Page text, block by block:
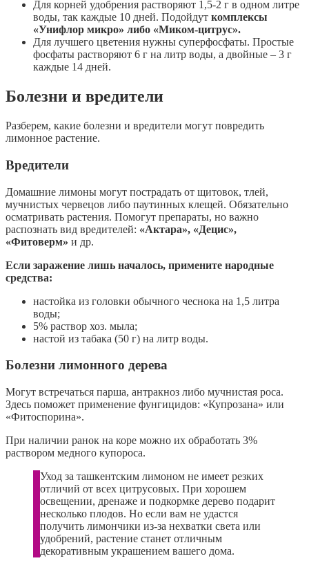
Для корней удобрения растворяют 1,5-2 г в одном литре
воды, так каждые 10 дней. Подойдут комплексы
«Унифлор микро» либо «Миком-цитрус».
Для лучшего цветения нужны суперфосфаты. Простые
фосфаты растворяют 6 г на литр воды, а двойные – 3 г
каждые 14 дней.
Болезни и вредители
Разберем, какие болезни и вредители могут повредить
лимонное растение.
Вредители
Домашние лимоны могут пострадать от щитовок, тлей,
мучнистых червецов либо паутинных клещей. Обязательно
осматривать растения. Помогут препараты, но важно
распознать вид вредителей: «Актара», «Децис»,
«Фитоверм» и др.
Если заражение лишь началось, примените народные
средства:
настойка из головки обычного чеснока на 1,5 литра
воды;
5% раствор хоз. мыла;
настой из табака (50 г) на литр воды.
Болезни лимонного дерева
Могут встречаться парша, антракноз либо мучнистая роса.
Здесь поможет применение фунгицидов: «Купрозана» или
«Фитоспорина».
При наличии ранок на коре можно их обработать 3%
раствором медного купороса.
Уход за ташкентским лимоном не имеет резких
отличий от всех цитрусовых. При хорошем
освещении, дренаже и подкормке дерево подарит
несколько плодов. Но если вам не удастся
получить лимончики из-за нехватки света или
удобрений, растение станет отличным
декоративным украшением вашего дома.